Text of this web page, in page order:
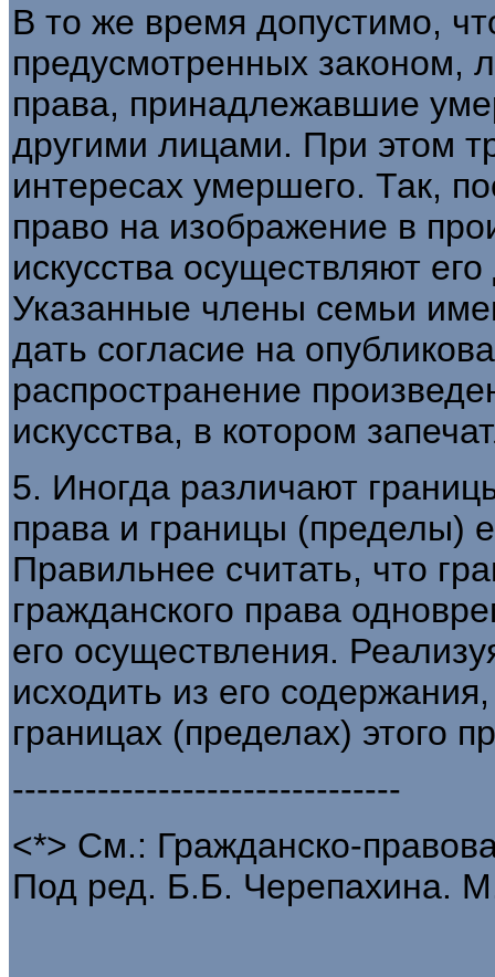
В то же время допустимо,
предусмотренных законом,
права, принадлежавшие
другими лицами. При этом
интересах умершего. Так,
право на изображение в
искусства осуществляют
Указанные члены семьи
дать согласие на
распространение
искусства, в котором
5. Иногда различают
права и границы (пределы)
Правильнее считать, что
гражданского права
его осуществления.
исходить из его
границах (пределах) этого
--------------------------------
<*> См.: Гражданско-
Под ред. Б.Б. Черепахина.